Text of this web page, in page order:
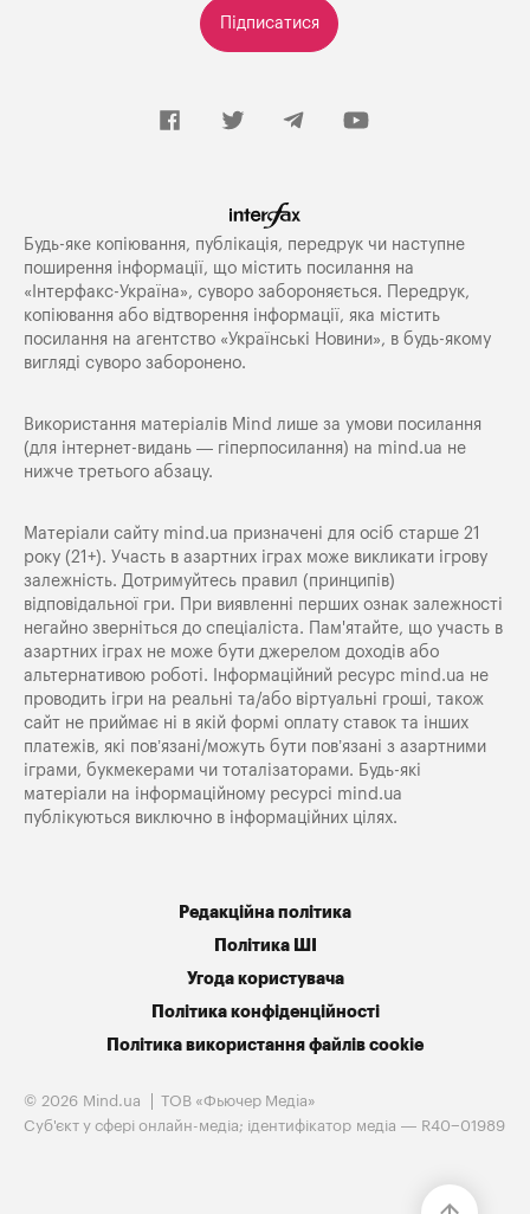
Підписатися
Будь-яке копiювання, публiкацiя, передрук чи наступне
поширення iнформацiї, що мiстить посилання на
«Iнтерфакс-Україна», суворо забороняється. Передрук,
копіювання або відтворення інформації, яка містить
посилання на агентство «Українські Новини», в будь-якому
вигляді суворо заборонено.
Використання матеріалів Mind лише за умови посилання
(для інтернет-видань — гіперпосилання) на mind.ua не
нижче третього абзацу.
Матеріали сайту mind.ua призначені для осіб старше 21
року (21+). Участь в азартних іграх може викликати ігрову
залежність. Дотримуйтесь правил (принципів)
відповідальної гри. При виявленні перших ознак залежності
негайно зверніться до спеціаліста. Пам'ятайте, що участь в
азартних іграх не може бути джерелом доходів або
альтернативою роботі. Інформаційний ресурс mind.ua не
проводить ігри на реальні та/або віртуальні гроші, також
сайт не приймає ні в якій формі оплату ставок та інших
платежів, які пов’язані/можуть бути пов’язані з азартними
іграми, букмекерами чи тоталізаторами. Будь-які
матеріали на інформаційному ресурсі mind.ua
публікуються виключно в інформаційних цілях.
Редакційна політика
Політика ШІ
Угода користувача
Політика конфіденційності
Політика використання файлів cookie
© 2026 Mind.ua
ТОВ «Фьючер Медiа»
Cуб'єкт у сфері онлайн-медіа; ідентифікатор медіа — R40−01989